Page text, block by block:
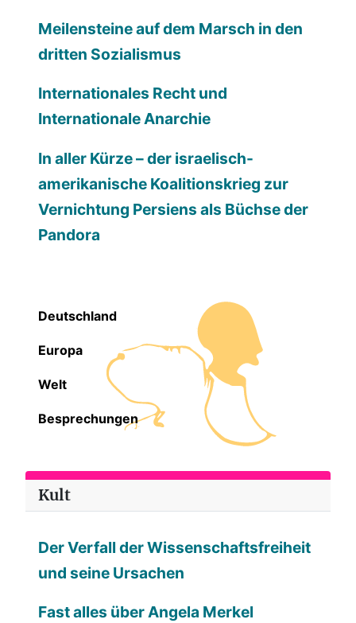
Meilensteine auf dem Marsch in den
dritten Sozialismus
Internationales Recht und
Internationale Anarchie
In aller Kürze – der israelisch-
amerikanische Koalitionskrieg zur
Vernichtung Persiens als Büchse der
Pandora
Deutschland
Europa
Welt
Besprechungen
Kult
Der Verfall der Wissenschaftsfreiheit
und seine Ursachen
Fast alles über Angela Merkel